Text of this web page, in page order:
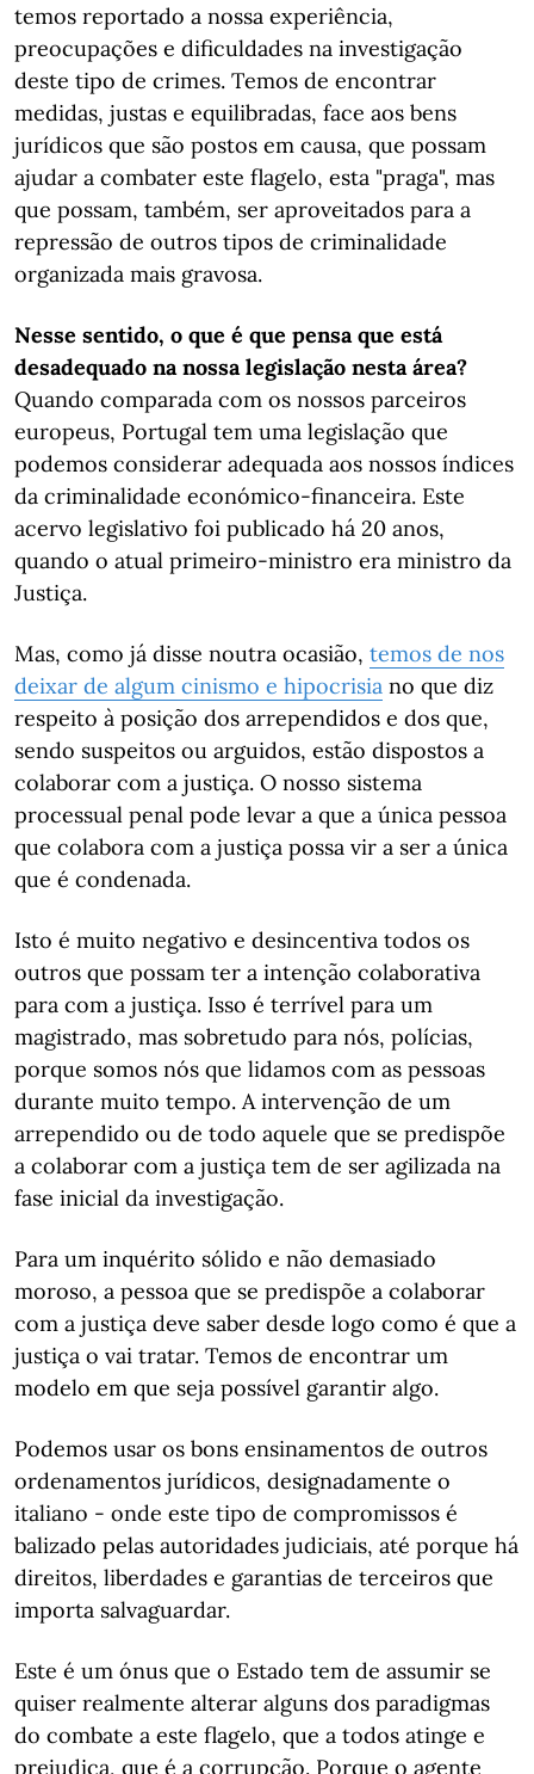
temos reportado a nossa experiência,
preocupações e dificuldades na investigação
deste tipo de crimes. Temos de encontrar
medidas, justas e equilibradas, face aos bens
jurídicos que são postos em causa, que possam
ajudar a combater este flagelo, esta "praga", mas
que possam, também, ser aproveitados para a
repressão de outros tipos de criminalidade
organizada mais gravosa.
Nesse sentido, o que é que pensa que está
desadequado na nossa legislação nesta área?
Quando comparada com os nossos parceiros
europeus, Portugal tem uma legislação que
podemos considerar adequada aos nossos índices
da criminalidade económico-financeira. Este
acervo legislativo foi publicado há 20 anos,
quando o atual primeiro-ministro era ministro da
Justiça.
Mas, como já disse noutra ocasião, temos de nos
deixar de algum cinismo e hipocrisia no que diz
respeito à posição dos arrependidos e dos que,
sendo suspeitos ou arguidos, estão dispostos a
colaborar com a justiça. O nosso sistema
processual penal pode levar a que a única pessoa
que colabora com a justiça possa vir a ser a única
que é condenada.
Isto é muito negativo e desincentiva todos os
outros que possam ter a intenção colaborativa
para com a justiça. Isso é terrível para um
magistrado, mas sobretudo para nós, polícias,
porque somos nós que lidamos com as pessoas
durante muito tempo. A intervenção de um
arrependido ou de todo aquele que se predispõe
a colaborar com a justiça tem de ser agilizada na
fase inicial da investigação.
Para um inquérito sólido e não demasiado
moroso, a pessoa que se predispõe a colaborar
com a justiça deve saber desde logo como é que a
justiça o vai tratar. Temos de encontrar um
modelo em que seja possível garantir algo.
Podemos usar os bons ensinamentos de outros
ordenamentos jurídicos, designadamente o
italiano - onde este tipo de compromissos é
balizado pelas autoridades judiciais, até porque há
direitos, liberdades e garantias de terceiros que
importa salvaguardar.
Este é um ónus que o Estado tem de assumir se
quiser realmente alterar alguns dos paradigmas
do combate a este flagelo, que a todos atinge e
prejudica, que é a corrupção. Porque o agente